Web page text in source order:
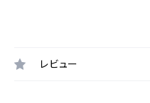
レビュー